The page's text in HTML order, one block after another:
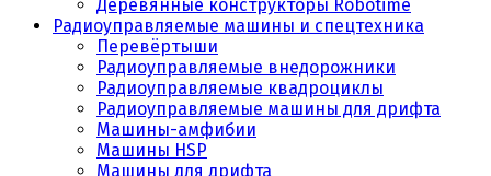
Деревянные конструкторы Robotime
Радиоуправляемые машины и спецтехника
Перевёртыши
Радиоуправляемые внедорожники
Радиоуправляемые квадроциклы
Радиоуправляемые машины для дрифта
Машины-амфибии
Машины HSP
Машины для дрифта